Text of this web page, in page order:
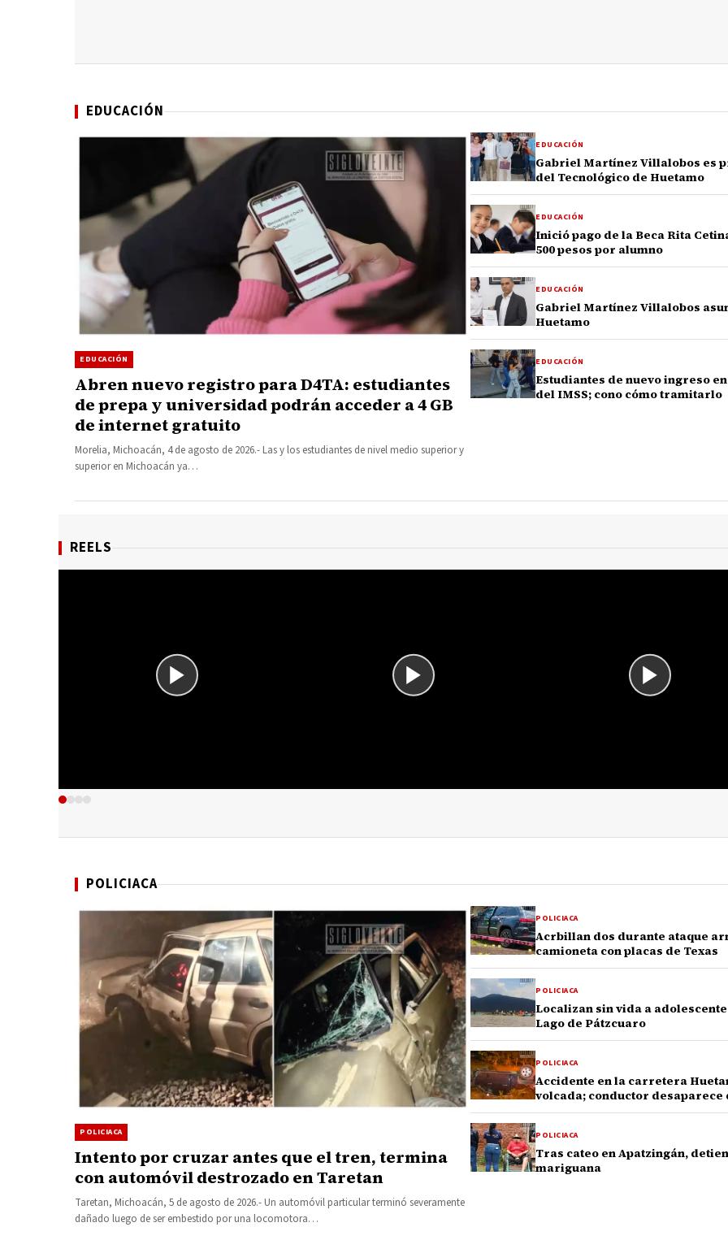
EDUCACIÓN
EDUCACIÓN
Abren nuevo registro para D4TA: estudiantes
de prepa y universidad podrán acceder a 4 GB
de internet gratuito
Morelia, Michoacán, 4 de agosto de 2026.- Las y los estudiantes de nivel medio superior y
superior en Michoacán ya…
EDUCACIÓN
Gabriel Martínez Villalobos es
del Tecnológico de Huetamo
EDUCACIÓN
Inició pago de la Beca Rita
500 pesos por alumno
EDUCACIÓN
Gabriel Martínez Villalobos
Huetamo
EDUCACIÓN
Estudiantes de nuevo ingreso
del IMSS; cono cómo tramitarlo
REELS
POLICIACA
POLICIACA
Intento por cruzar antes que el tren, termina
con automóvil destrozado en Taretan
Taretan, Michoacán, 5 de agosto de 2026.- Un automóvil particular terminó severamente
dañado luego de ser embestido por una locomotora…
POLICIACA
Acrbillan dos durante ataque
camioneta con placas de Texas
POLICIACA
Localizan sin vida a
Lago de Pátzcuaro
POLICIACA
Accidente en la carretera
volcada; conductor desaparece
POLICIACA
Tras cateo en Apatzingán,
mariguana